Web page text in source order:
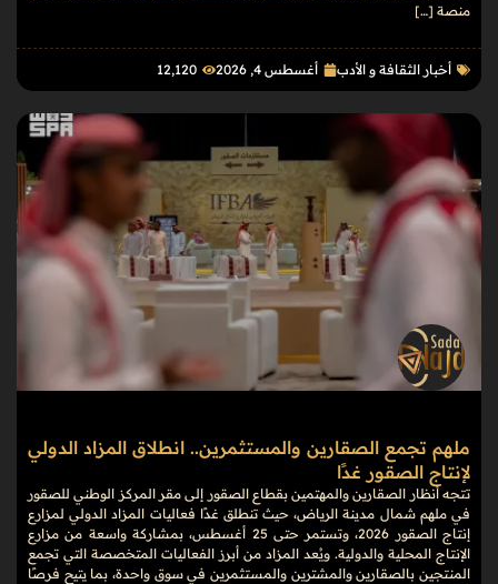
منصة […]
أخبار الثقافة و الأدب أغسطس 4, 2026 12٬120
ملهم تجمع الصقارين والمستثمرين.. انطلاق المزاد الدولي
لإنتاج الصقور غدًا
تتجه أنظار الصقارين والمهتمين بقطاع الصقور إلى مقر المركز الوطني للصقور
في ملهم شمال مدينة الرياض، حيث تنطلق غدًا فعاليات المزاد الدولي لمزارع
إنتاج الصقور 2026، وتستمر حتى 25 أغسطس، بمشاركة واسعة من مزارع
الإنتاج المحلية والدولية. ويُعد المزاد من أبرز الفعاليات المتخصصة التي تجمع
المنتجين بالصقارين والمشترين والمستثمرين في سوق واحدة، بما يتيح فرصًا